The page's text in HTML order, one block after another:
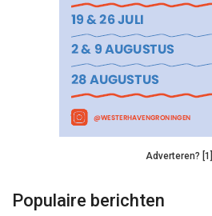
Adverteren? [1]
Populaire berichten